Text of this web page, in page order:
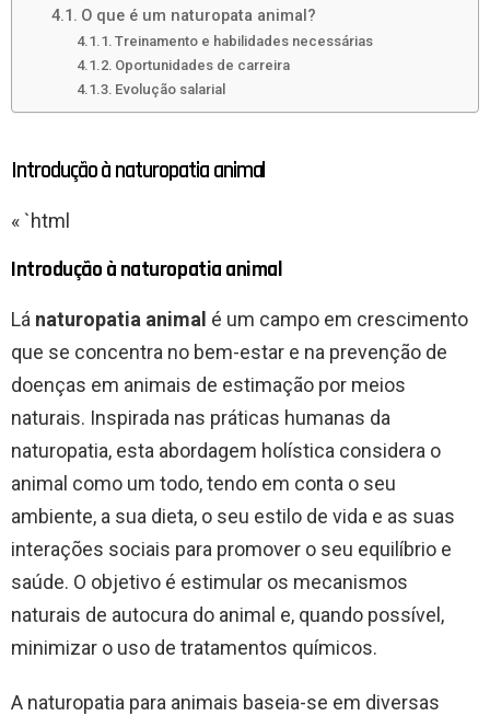
O que é um naturopata animal?
Treinamento e habilidades necessárias
Oportunidades de carreira
Evolução salarial
Introdução à naturopatia animal
« `html
Introdução à naturopatia animal
Lá naturopatia animal é um campo em crescimento
que se concentra no bem-estar e na prevenção de
doenças em animais de estimação por meios
naturais. Inspirada nas práticas humanas da
naturopatia, esta abordagem holística considera o
animal como um todo, tendo em conta o seu
ambiente, a sua dieta, o seu estilo de vida e as suas
interações sociais para promover o seu equilíbrio e
saúde. O objetivo é estimular os mecanismos
naturais de autocura do animal e, quando possível,
minimizar o uso de tratamentos químicos.
A naturopatia para animais baseia-se em diversas